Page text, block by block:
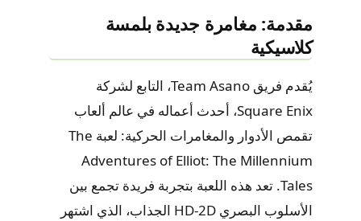
مقدمة: مغامرة جديدة بلمسة
كلاسيكية
يُقدم فريق Team Asano، التابع لشركة
Square Enix، أحدث أعماله في عالم ألعاب
تقمص الأدوار والمغامرات الحركية: لعبة The
Adventures of Elliot: The Millennium
Tales. تعد هذه اللعبة بتجربة فريدة تجمع بين
الأسلوب البصري HD-2D الجذاب، الذي اشتهر